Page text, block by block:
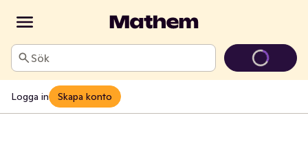
Sök
Logga in Skapa konto